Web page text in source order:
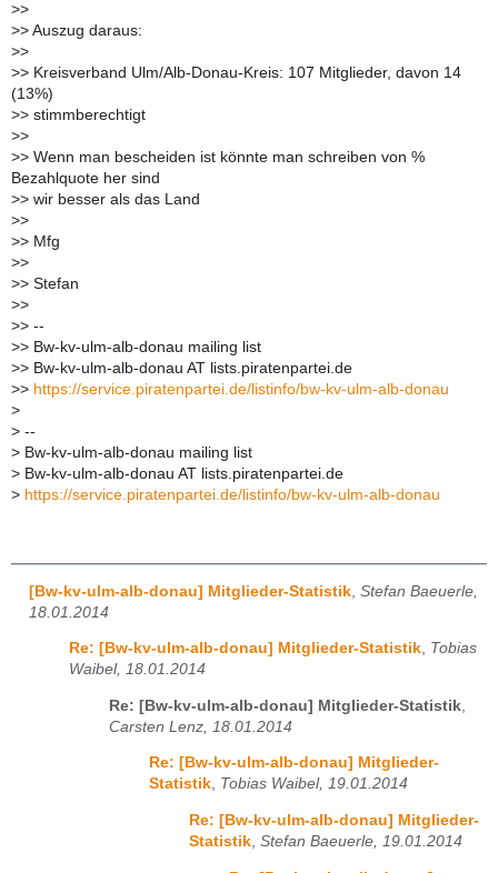
>>
>> Auszug daraus:
>>
>> Kreisverband Ulm/Alb-Donau-Kreis: 107 Mitglieder, davon 14
(13%)
>> stimmberechtigt
>>
>> Wenn man bescheiden ist könnte man schreiben von %
Bezahlquote her sind
>> wir besser als das Land
>>
>> Mfg
>>
>> Stefan
>>
>> --
>> Bw-kv-ulm-alb-donau mailing list
>> Bw-kv-ulm-alb-donau AT lists.piratenpartei.de
>> https://service.piratenpartei.de/listinfo/bw-kv-ulm-alb-donau
>
> --
> Bw-kv-ulm-alb-donau mailing list
> Bw-kv-ulm-alb-donau AT lists.piratenpartei.de
> https://service.piratenpartei.de/listinfo/bw-kv-ulm-alb-donau
[Bw-kv-ulm-alb-donau] Mitglieder-Statistik Stefan Baeuerle,
18.01.2014
Re: [Bw-kv-ulm-alb-donau] Mitglieder-Statistik, Tobias
Waibel, 18.01.2014
Re: [Bw-kv-ulm-alb-donau] Mitglieder-Statistik
Carsten Lenz, 18.01.2014
Re: [Bw-kv-ulm-alb-donau] Mitglieder-
Statistik, Tobias Waibel, 19.01.2014
Re: [Bw-kv-ulm-alb-donau] Mitglieder-
Statistik Stefan Baeuerle, 19.01.2014